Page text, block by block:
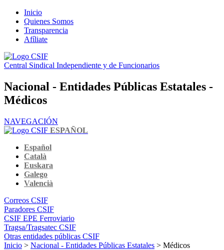
Inicio
Quienes Somos
Transparencia
Afíliate
Central Sindical Independiente y de Funcionarios
Nacional - Entidades Públicas Estatales -
Médicos
NAVEGACIÓN
ESPAÑOL
Español
Català
Euskara
Galego
Valencià
Correos CSIF
Paradores CSIF
CSIF EPE Ferroviario
Tragsa/Tragsatec CSIF
Otras entidades públicas CSIF
Inicio > Nacional - Entidades Públicas Estatales > Médicos